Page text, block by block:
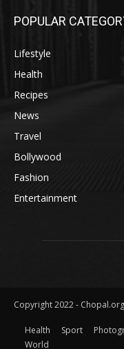
POPULAR
Lifestyle
Health
Recipes
News
Travel
Bollywood
Fashion
Entertainment
Copyright 2022 - Chopal.org
Health Sport
World